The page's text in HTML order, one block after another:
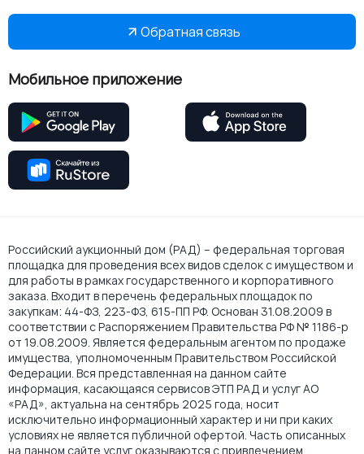
Обратная связь
Мобильное приложение
Российский аукционный дом (РАД) – федеральная торговая
площадка для проведения всех видов сделок с имуществом и
для работы в рамках государственного и корпоративного
заказа. Входит в перечень федеральных площадок по
закупкам: 44-ФЗ, 223-ФЗ, 615-ПП РФ. Основан 31.08.2009 в
соответствии с Распоряжением Правительства РФ № 1186-р
от 19.08.2009. Является федеральным агентом по продаже
имущества, уполномоченным Правительством Российской
Федерации. Вся представленная на данном сайте
информация, касающаяся сервисов ЭТП РАД и услуг АО
«РАД», актуальна на сентябрь 2025 года, носит
исключительно информационный характер и ни при каких
условиях не является публичной офертой. Часть описанных
на данном сайте услуг оказываются с привлечением